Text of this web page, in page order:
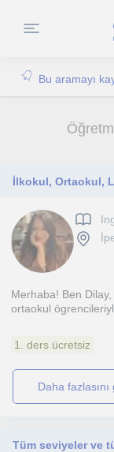
Bu aramayı
İlkokul, Ortaokul,
Merhaba! Ben
ortaokul
1. ders ücretsiz
daha
Tüm seviyeler ve